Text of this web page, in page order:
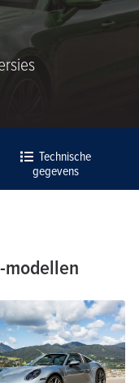
Technische
gegevens
modellen